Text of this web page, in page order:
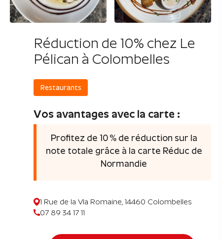
Réduction de 10% chez Le
Pélican à Colombelles
Restaurants
Vos avantages avec la carte :
Profitez de 10 % de réduction sur la
note totale grâce à la carte Réduc de
Normandie
1 Rue de la Vla Romaine, 14460 Colombelles
07 89 34 17 11